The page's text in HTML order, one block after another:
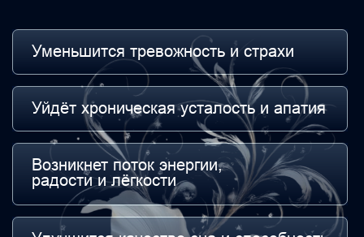
Центра Созидательного Творения, организатор
проекта «Ретрит-Дивеево-Новое Рождение».
Обучаю «светлячков» — мастеров нового
сопровождения людей
в переходный трансформационный период.
Открываю тайны своего многолетнего живого
знания и опыта в области психологии
инновационного мышления, нового взгляда
на многомерного человека, его тело, сознание
и восприятие нелинейного времени.
психологии, объединяющих работу с телом, как
с живым храмом, расширенным состоянием
сознания новых людей.